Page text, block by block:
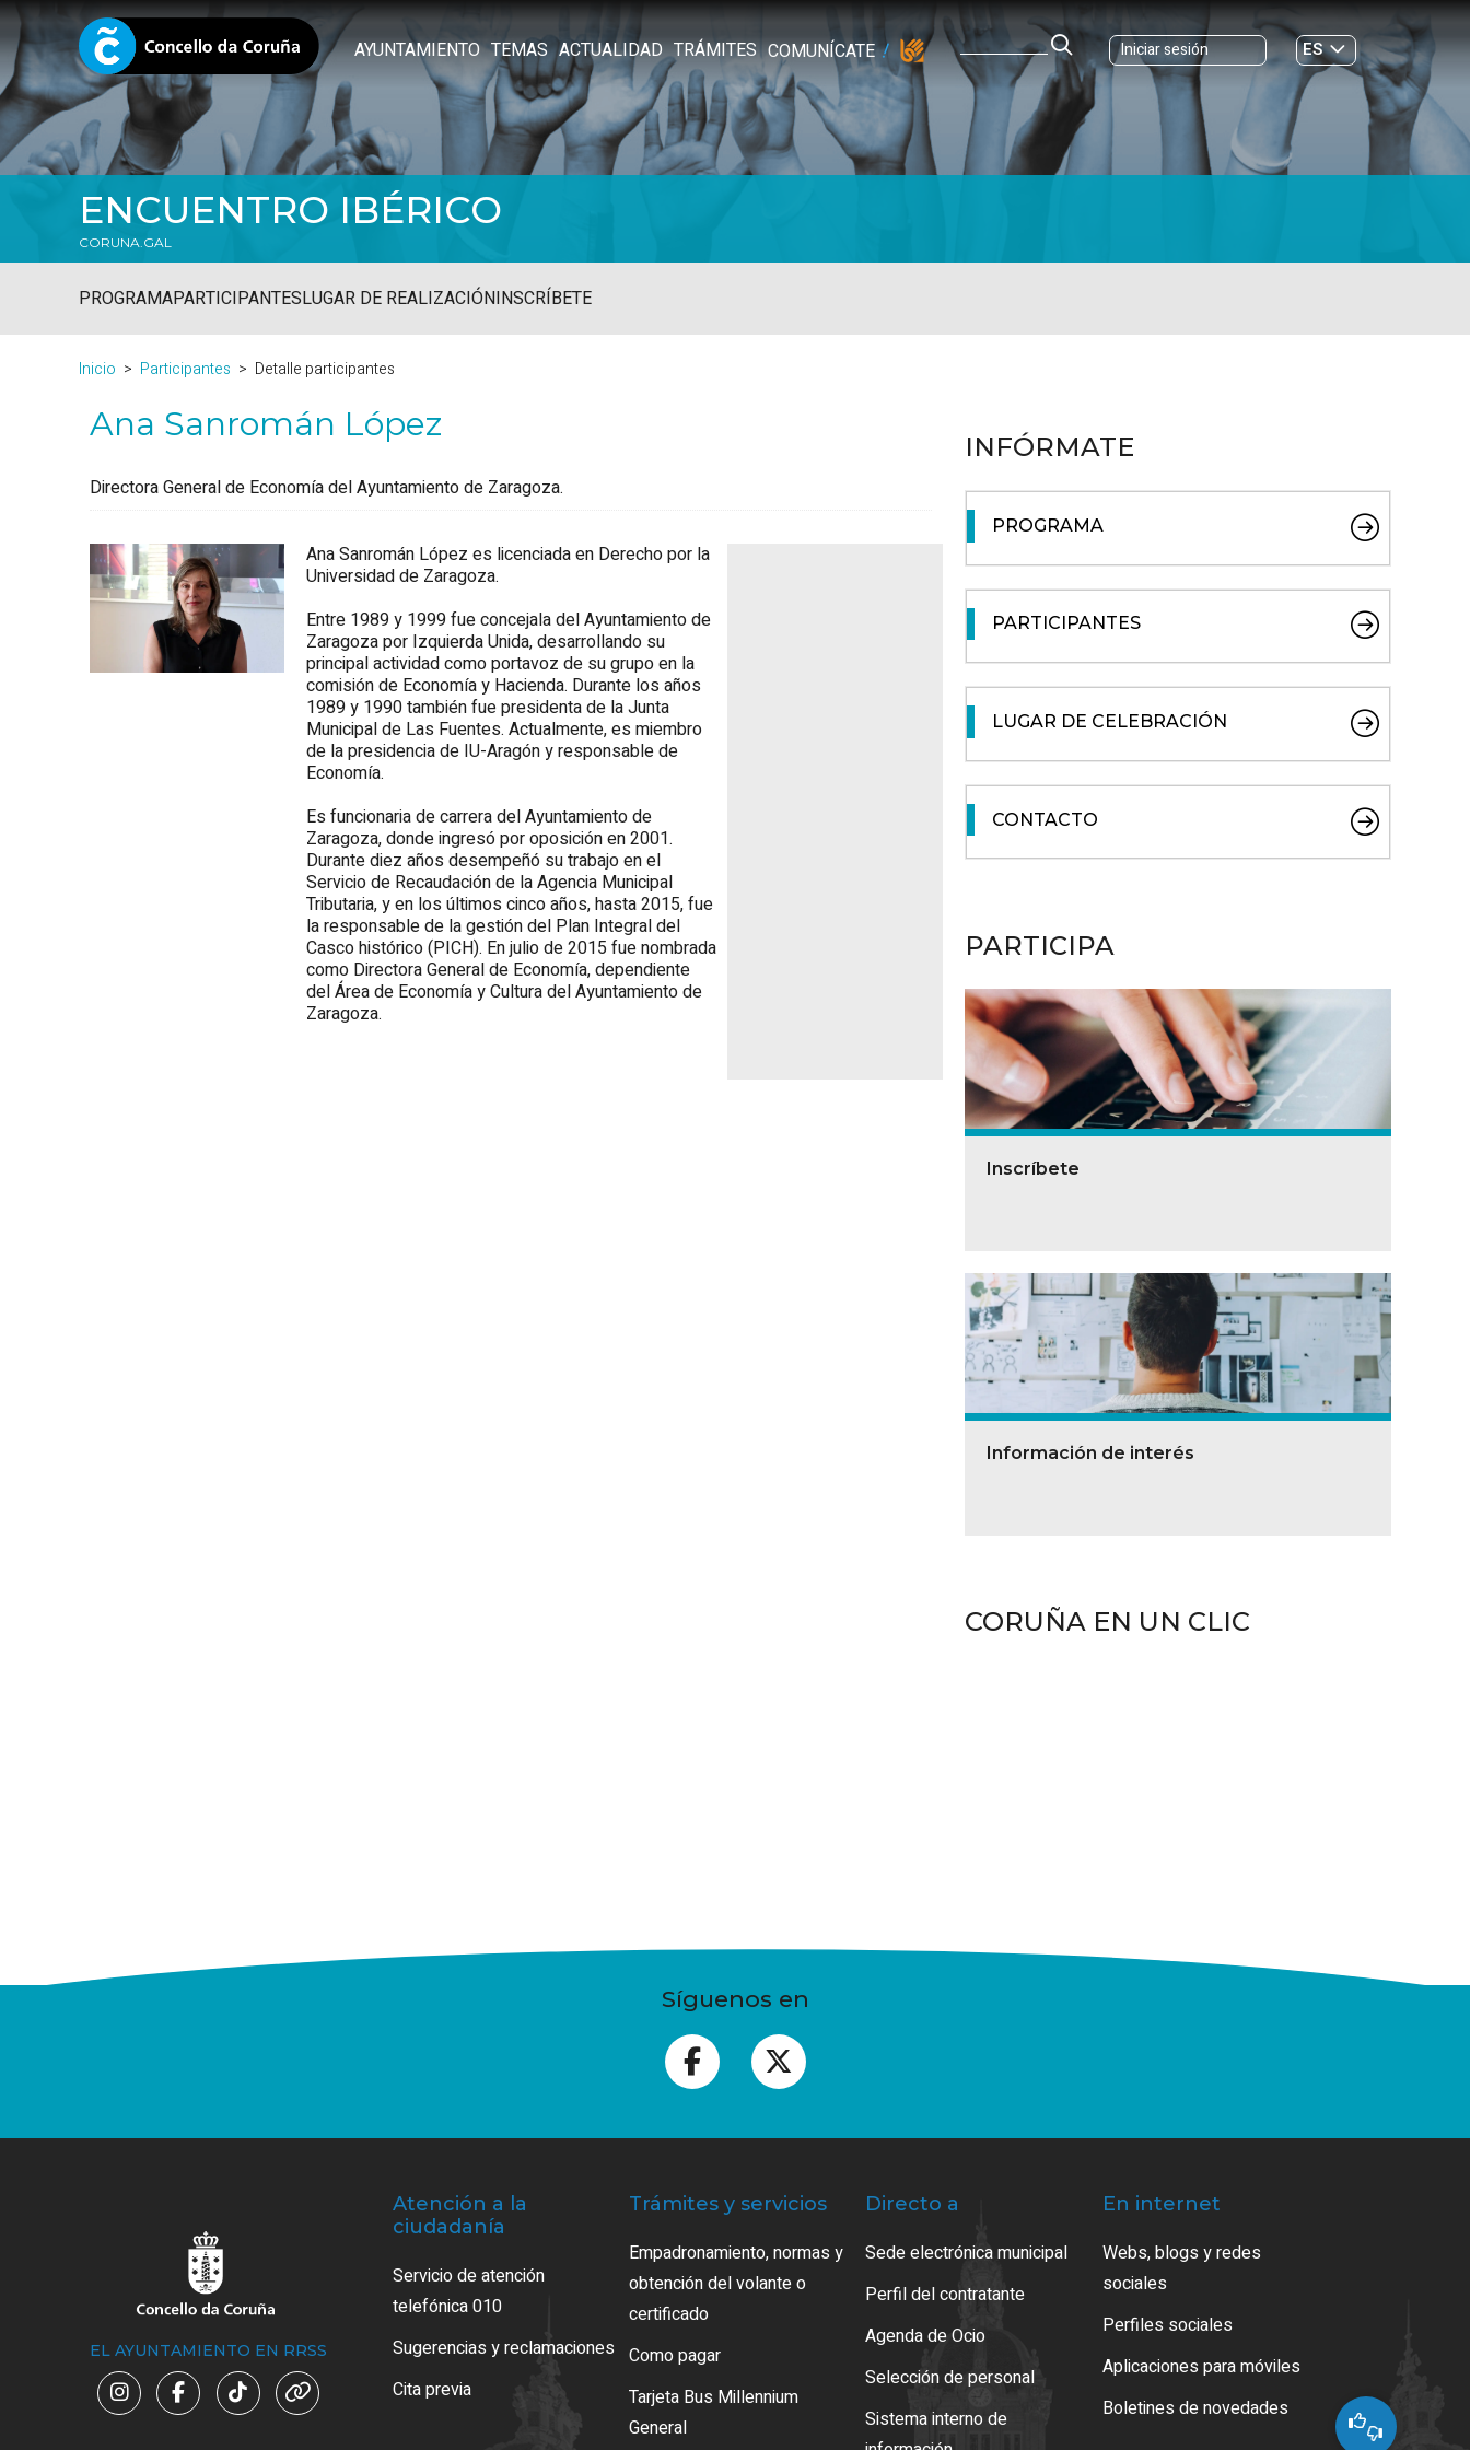
AYUNTAMIENTO TEMAS ACTUALIDAD TRÁMITES COMUNÍCATE Iniciar sesión
ES
GL
ENCUENTRO IBÉRICO
CORUNA.GAL
PROGRAMAPARTICIPANTESLUGAR DE REALIZACIÓNINSCRÍBETE
Inicio Participantes Detalle participantes
Ana Sanromán López
Directora General de Economía del Ayuntamiento de Zaragoza.
Ana Sanromán López es licenciada en Derecho por la
Universidad de Zaragoza.
Entre 1989 y 1999 fue concejala del Ayuntamiento de
Zaragoza por Izquierda Unida, desarrollando su
principal actividad como portavoz de su grupo en la
comisión de Economía y Hacienda. Durante los años
1989 y 1990 también fue presidenta de la Junta
Municipal de Las Fuentes. Actualmente, es miembro
de la presidencia de IU-Aragón y responsable de
Economía.
Es funcionaria de carrera del Ayuntamiento de
Zaragoza, donde ingresó por oposición en 2001.
Durante diez años desempeñó su trabajo en el
Servicio de Recaudación de la Agencia Municipal
Tributaria, y en los últimos cinco años, hasta 2015, fue
la responsable de la gestión del Plan Integral del
Casco histórico (PICH). En julio de 2015 fue nombrada
como Directora General de Economía, dependiente
del Área de Economía y Cultura del Ayuntamiento de
Zaragoza.
INFÓRMATE
PROGRAMA
PARTICIPANTES
LUGAR DE CELEBRACIÓN
CONTACTO
PARTICIPA
Inscríbete
Información de interés
CORUÑA EN UN CLIC
Síguenos en
EL AYUNTAMIENTO EN RRSS
Atención a la
ciudadanía
Servicio de atención
telefónica 010
Sugerencias y reclamaciones
Cita previa
Trámites y servicios
Empadronamiento, normas y
obtención del volante o
certificado
Como pagar
Tarjeta Bus Millennium
General
Directo a
Sede electrónica municipal
Perfil del contratante
Agenda de Ocio
Selección de personal
Sistema interno de
En internet
Webs, blogs y redes
sociales
Perfiles sociales
Aplicaciones para móviles
Boletines de novedades